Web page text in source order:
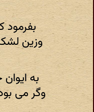
بفرمود
وزین
به
وگر می